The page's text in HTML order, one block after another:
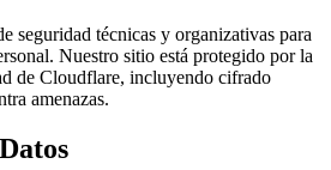
seguridad técnicas y organizativas para
Nuestro sitio está protegido por la
de Cloudflare, incluyendo cifrado
amenazas.